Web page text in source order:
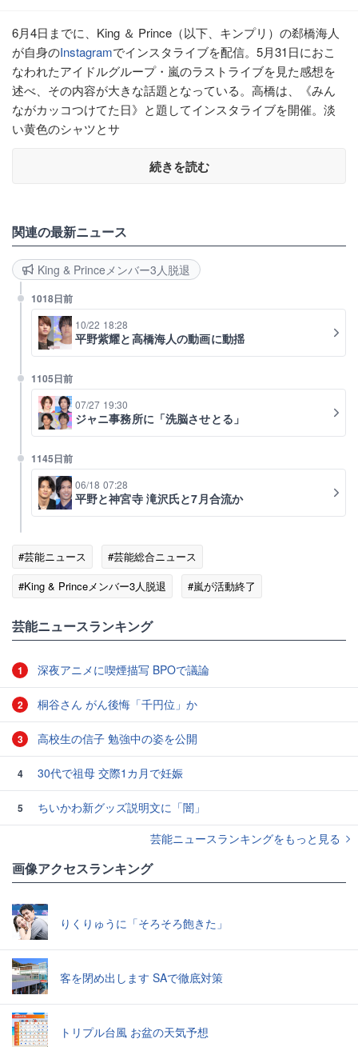
6月4日までに、King ＆ Prince（以下、キンプリ）の郄橋海人
が自身のInstagramでインスタライブを配信。5月31日におこ
なわれたアイドルグループ・嵐のラストライブを見た感想を
述べ、その内容が大きな話題となっている。高橋は、《みん
ながカッコつけてた日》と題してインスタライブを開催。淡
い黄色のシャツとサ
続きを読む
関連の最新ニュース
King & Princeメンバー3人脱退
1018日前
10/22 18:28
平野紫耀と高橋海人の動画に動揺
1105日前
07/27 19:30
ジャニ事務所に「洗脳させとる」
1145日前
06/18 07:28
平野と神宮寺 滝沢氏と7月合流か
#芸能ニュース
#芸能総合ニュース
#King & Princeメンバー3人脱退
#嵐が活動終了
芸能ニュースランキング
1 深夜アニメに喫煙描写 BPOで議論
2 桐谷さん がん後悔「千円位」か
3 高校生の信子 勉強中の姿を公開
4 30代で祖母 交際1カ月で妊娠
5
ちいかわ新グッズ説明文に「闇」
芸能ニュースランキングをもっと見る
画像アクセスランキング
りくりゅうに「そろそろ飽きた」
客を閉め出します SAで徹底対策
トリプル台風 お盆の天気予想